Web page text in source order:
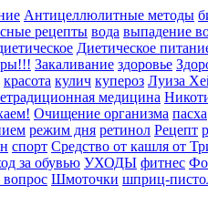
Антицеллюлитные методы
рецепты вода выпадение
Диетическое
Закаливание здоровье
красота кулич купероз Луиза
медицина
Очищение организма пасха
режим дня ретинол Рецепт
спорт Средство от кашля от
за обувью УХОДЫ фитнес
Шмоточки шприц-